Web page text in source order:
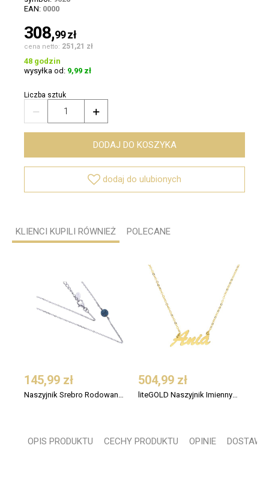
EAN: 0000
308,99zł
cena netto: 251,21 zł
48 godzin
wysyłka od: 9,99 zł
Liczba sztuk
 
DODAJ DO KOSZYKA
 dodaj do ulubionych
KLIENCI KUPILI RÓWNIEŻ POLECANE
145,99 zł 504,99 zł
OPIS PRODUKTU CECHY PRODUKTU OPINIE